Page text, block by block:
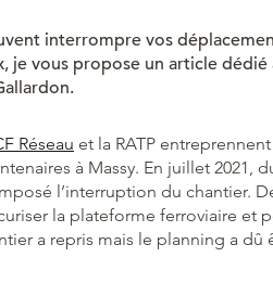
interrompre vos
je vous propose un article
Réseau et la RATP
à Massy. En juillet 2021,
l’interruption du chantier.
la plateforme ferroviaire et
a repris mais le planning a dû